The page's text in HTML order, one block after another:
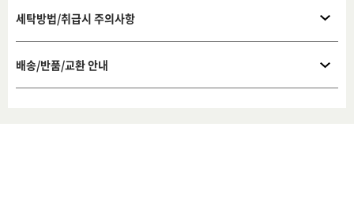
세탁방법/취급시 주의사항
배송/반품/교환 안내